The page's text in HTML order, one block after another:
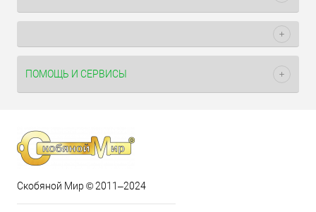
ПОМОЩЬ И СЕРВИСЫ
Скобяной Мир © 2011–2024